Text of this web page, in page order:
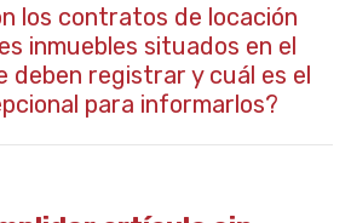
los contratos de locación
inmuebles situados en el
deben registrar y cuál es el
para informarlos?